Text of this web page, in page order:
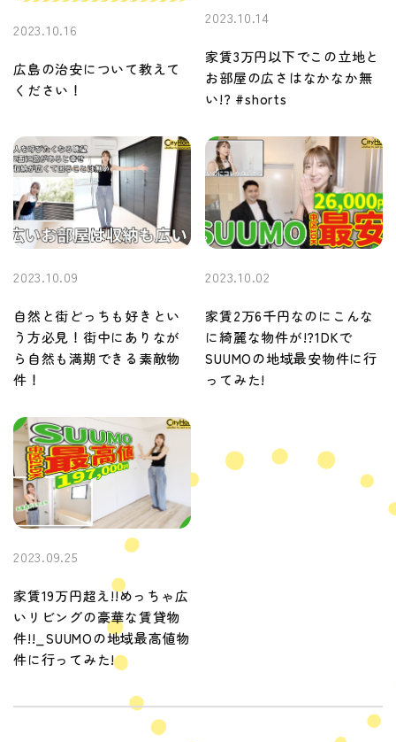
2023.10.16
広島の治安について教えて
ください！
2023.10.14
家賃3万円以下でこの立地と
お部屋の広さはなかなか無
い!? #shorts
2023.10.09
自然と街どっちも好きとい
う方必見！街中にありなが
ら自然も満期できる素敵物
件！
2023.10.02
家賃2万6千円なのにこんな
に綺麗な物件が!?1DKで
SUUMOの地域最安物件に行
ってみた!
2023.09.25
家賃19万円超え!!めっちゃ広
いリビングの豪華な賃貸物
件!!_SUUMOの地域最高値物
件に行ってみた!